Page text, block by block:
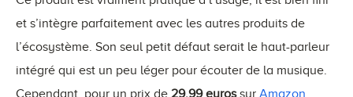
et s’intègre parfaitement avec les autres produits de
l’écosystème. Son seul petit défaut serait le haut-parleur
intégré qui est un peu léger pour écouter de la musique.
Cependant, pour un prix de 29.99 eurossur Amazon